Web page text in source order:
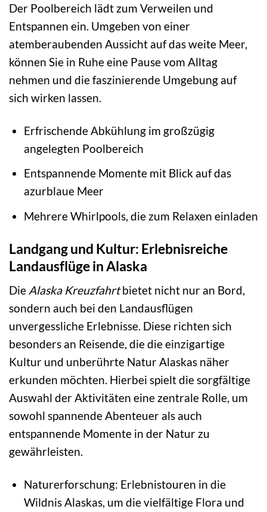
Der Poolbereich lädt zum Verweilen und
Entspannen ein. Umgeben von einer
atemberaubenden Aussicht auf das weite Meer,
können Sie in Ruhe eine Pause vom Alltag
nehmen und die faszinierende Umgebung auf
sich wirken lassen.
Erfrischende Abkühlung im großzügig
angelegten Poolbereich
Entspannende Momente mit Blick auf das
azurblaue Meer
Mehrere Whirlpools, die zum Relaxen einladen
Landgang und Kultur: Erlebnisreiche
Landausflüge in Alaska
Die Alaska Kreuzfahrtbietet nicht nur an Bord,
sondern auch bei den Landausflügen
unvergessliche Erlebnisse. Diese richten sich
besonders an Reisende, die die einzigartige
Kultur und unberührte Natur Alaskas näher
erkunden möchten. Hierbei spielt die sorgfältige
Auswahl der Aktivitäten eine zentrale Rolle, um
sowohl spannende Abenteuer als auch
entspannende Momente in der Natur zu
gewährleisten.
Naturerforschung: Erlebnistouren in die
Wildnis Alaskas, um die vielfältige Flora und